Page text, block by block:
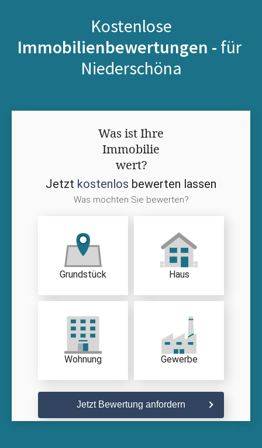
Kostenlose
Immobilienbewertungen - für
Niederschöna
Was ist Ihre
Immobilie
wert?
Jetzt kostenlos bewerten lassen
Was möchten Sie bewerten?
Grundstück Haus
Wohnung Gewerbe
Jetzt Bewertung anfordern